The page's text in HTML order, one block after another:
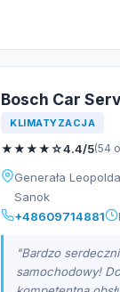
Bosch Car
KLIMATYZACJA
★★★★☆4.4/5(54
Generała
Sanok
+48609714881
"Bardzo
samochodowy!